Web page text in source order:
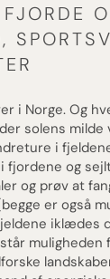
i Norge. Og
solens
i
fjordene og
og prøv at
er også
iklædes
muligheden